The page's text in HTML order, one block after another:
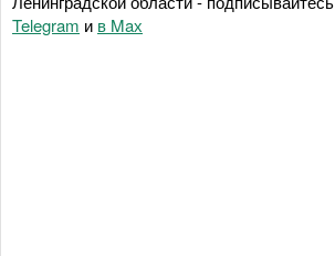
Telegram и в Maх